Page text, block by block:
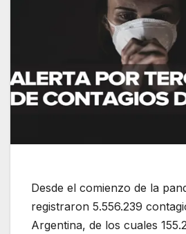
Desde el comienzo de la
registraron 5.556.239
Argentina, de los cuales